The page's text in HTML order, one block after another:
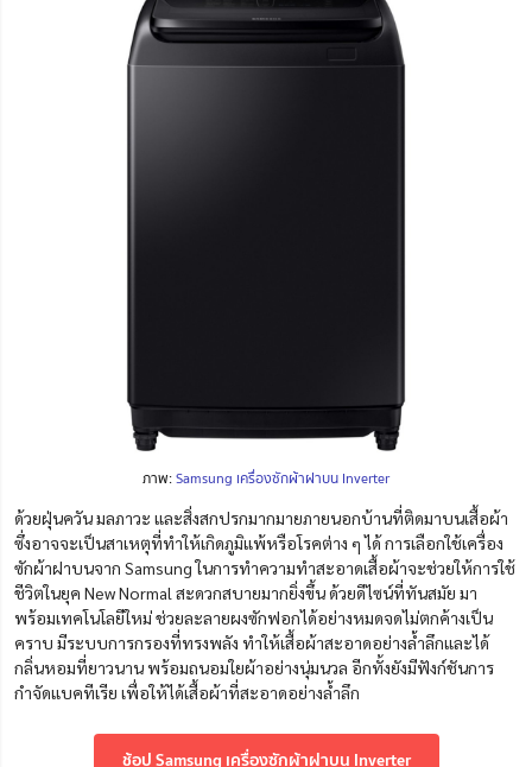
ภาพ:Samsung เครื่องซักผ้าฝาบน Inverter
ด้วยฝุ่นควัน มลภาวะ และสิ่งสกปรกมากมายภายนอกบ้านที่ติดมาบนเสื้อผ้า
ซึ่งอาจจะเป็นสาเหตุที่ทำให้เกิดภูมิแพ้หรือโรคต่าง ๆ ได้ การเลือกใช้เครื่อง
ซักผ้าฝาบนจาก Samsung ในการทำความทำสะอาดเสื้อผ้าจะช่วยให้การใช้
ชีวิตในยุค New Normal สะดวกสบายมากยิ่งขึ้น ด้วยดีไซน์ที่ทันสมัย มา
พร้อมเทคโนโลยีใหม่ ช่วยละลายผงซักฟอกได้อย่างหมดจดไม่ตกค้างเป็น
คราบ มีระบบการกรองที่ทรงพลัง ทำให้เสื้อผ้าสะอาดอย่างล้ำลึกและได้
กลิ่นหอมที่ยาวนาน พร้อมถนอมใยผ้าอย่างนุ่มนวล อีกทั้งยังมีฟังก์ชันการ
กำจัดแบคทีเรีย เพื่อให้ได้เสื้อผ้าที่สะอาดอย่างล้ำลึก
ช้อป Samsung เครื่องซักผ้าฝาบน Inverter